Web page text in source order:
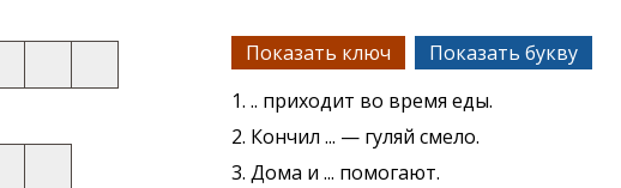
Показать ключ
Показать букву
1. .. приходит во время еды.
2. Кончил ... — гуляй смело.
3. Дома и ... помогают.